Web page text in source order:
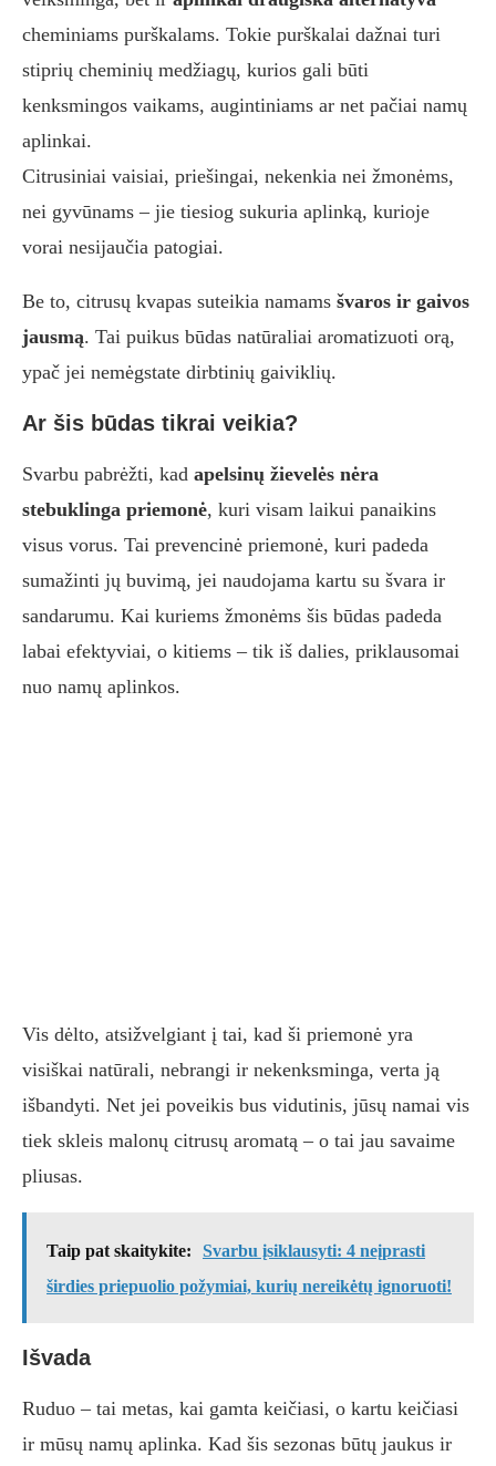
cheminiams purškalams. Tokie purškalai dažnai turi
stiprių cheminių medžiagų, kurios gali būti
kenksmingos vaikams, augintiniams ar net pačiai namų
aplinkai.
Citrusiniai vaisiai, priešingai, nekenkia nei žmonėms,
nei gyvūnams – jie tiesiog sukuria aplinką, kurioje
vorai nesijaučia patogiai.
Be to, citrusų kvapas suteikia namams švaros ir gaivos
jausmą. Tai puikus būdas natūraliai aromatizuoti orą,
ypač jei nemėgstate dirbtinių gaiviklių.
Ar šis būdas tikrai veikia?
Svarbu pabrėžti, kad apelsinų žievelės nėra
stebuklinga priemonė, kuri visam laikui panaikins
visus vorus. Tai prevencinė priemonė, kuri padeda
sumažinti jų buvimą, jei naudojama kartu su švara ir
sandarumu. Kai kuriems žmonėms šis būdas padeda
labai efektyviai, o kitiems – tik iš dalies, priklausomai
nuo namų aplinkos.
Vis dėlto, atsižvelgiant į tai, kad ši priemonė yra
visiškai natūrali, nebrangi ir nekenksminga, verta ją
išbandyti. Net jei poveikis bus vidutinis, jūsų namai vis
tiek skleis malonų citrusų aromatą – o tai jau savaime
pliusas.
Taip pat skaitykite:
Svarbu įsiklausyti: 4 neįprasti
širdies priepuolio požymiai, kurių nereikėtų ignoruoti!
Išvada
Ruduo – tai metas, kai gamta keičiasi, o kartu keičiasi
ir mūsų namų aplinka. Kad šis sezonas būtų jaukus ir